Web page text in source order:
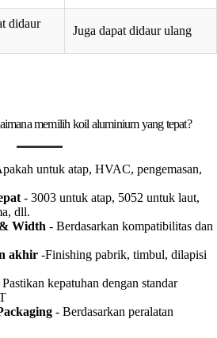
didaur
Juga dapat didaur ulang
memilih koil aluminium yang tepat?
untuk atap, HVAC, pengemasan,
- 3003 untuk atap, 5052 untuk laut,
dll.
Width - Berdasarkan kompatibilitas dan
akhir -Finishing pabrik, timbul, dilapisi
kepatuhan dengan standar
- Berdasarkan peralatan